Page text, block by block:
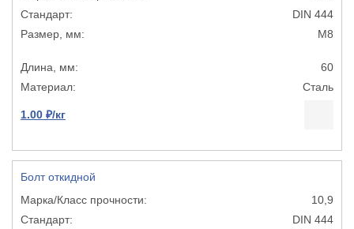
DIN 444
М8
60
Сталь
1.00 ₽/кг
Болт откидной
10,9
DIN 444